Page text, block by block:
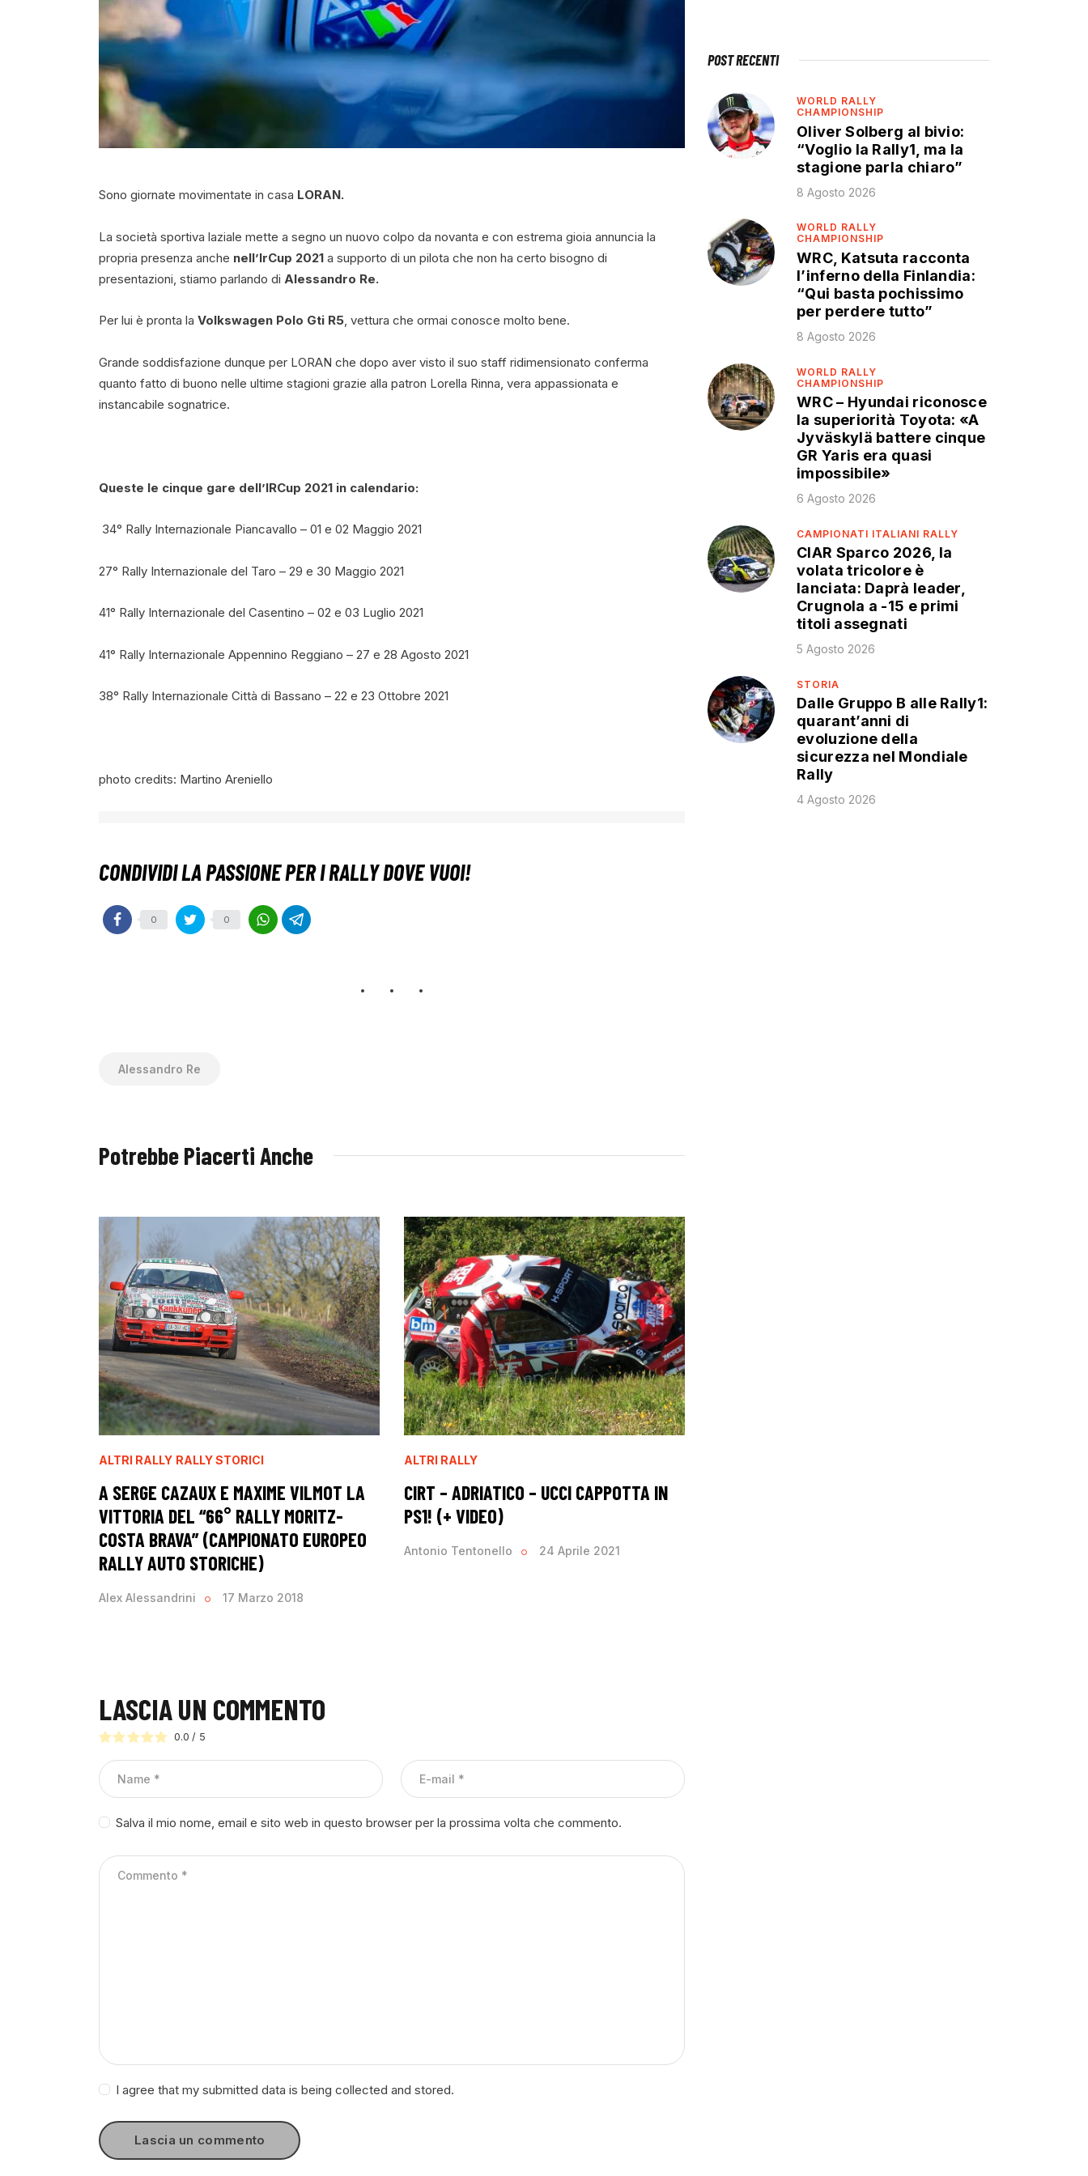
Sono giornate movimentate in casa LORAN.
La società sportiva laziale mette a segno un nuovo colpo da novanta e con estrema gioia annuncia la
propria presenza anche nell’IrCup 2021 a supporto di un pilota che non ha certo bisogno di
presentazioni, stiamo parlando di Alessandro Re.
Per lui è pronta la Volkswagen Polo Gti R5, vettura che ormai conosce molto bene.
Grande soddisfazione dunque per LORAN che dopo aver visto il suo staff ridimensionato conferma
quanto fatto di buono nelle ultime stagioni grazie alla patron Lorella Rinna, vera appassionata e
instancabile sognatrice.
Queste le cinque gare dell’IRCup 2021 in calendario:
34° Rally Internazionale Piancavallo – 01 e 02 Maggio 2021
27° Rally Internazionale del Taro – 29 e 30 Maggio 2021
41° Rally Internazionale del Casentino – 02 e 03 Luglio 2021
41° Rally Internazionale Appennino Reggiano – 27 e 28 Agosto 2021
38° Rally Internazionale Città di Bassano – 22 e 23 Ottobre 2021
photo credits: Martino Areniello
0 0
Alessandro Re
Potrebbe Piacerti Anche
ALTRI RALLY RALLY STORICI
A SERGE CAZAUX E MAXIME VILMOT LA
VITTORIA DEL “66° RALLY MORITZ-
COSTA BRAVA” (CAMPIONATO EUROPEO
RALLY AUTO STORICHE)
Alex Alessandrini 17 Marzo 2018
ALTRI RALLY
CIRT – ADRIATICO – UCCI CAPPOTTA IN
PS1! (+ VIDEO)
Antonio Tentonello 24 Aprile 2021
LASCIA UN COMMENTO
0.0 / 5
Salva il mio nome, email e sito web in questo browser per la prossima volta che commento.
I agree that my submitted data is being collected and stored.
POST RECENTI
WORLD RALLY
CHAMPIONSHIP
Oliver Solberg al bivio:
“Voglio la Rally1, ma la
stagione parla chiaro”
8 Agosto 2026
WORLD RALLY
CHAMPIONSHIP
WRC, Katsuta racconta
l’inferno della Finlandia:
“Qui basta pochissimo
per perdere tutto”
8 Agosto 2026
WORLD RALLY
CHAMPIONSHIP
WRC – Hyundai riconosce
la superiorità Toyota: «A
Jyväskylä battere cinque
GR Yaris era quasi
impossibile»
6 Agosto 2026
CAMPIONATI ITALIANI RALLY
CIAR Sparco 2026, la
volata tricolore è
lanciata: Daprà leader,
Crugnola a -15 e primi
titoli assegnati
5 Agosto 2026
STORIA
Dalle Gruppo B alle Rally1:
quarant’anni di
evoluzione della
sicurezza nel Mondiale
Rally
4 Agosto 2026